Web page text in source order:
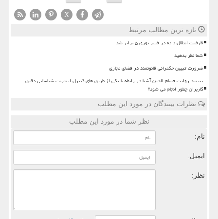
X
تازه ترین مطالب مرتبط
ظرفیت انتقال داده در فیبر نوری ۵ برابر شد
شما نظر بدهید
ضرورت تبیین حکمرانی قانونمند در فضای مجازی
ببینید روایت حسام الدین آشنا در رابطه با یکی از طریق های کنترل اینترنت شناسایی دقیق
کاربران چطور انجام می شود؟
نظرات بینندگان در مورد این مطلب
نظر شما در مورد این مطلب
نام:
ایمیل:
نظر: